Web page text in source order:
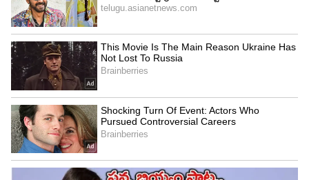
టోయింగ్ (Tow) చేసినా లేదా పరికరాన్ని తొలగించడానికి
ప్రయత్నించినా వెంటనే హెచ్చరిక వస్తుంది. 3D జైరోస్కోప్,
యాక్సిలరోమీటర్ సెన్సర్లతో భద్రతను మరింత పెంచారు.